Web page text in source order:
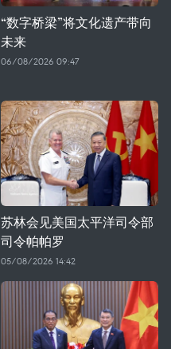
“数字桥梁”将文化遗产带向
未来
06/08/2026 09:47
苏林会见美国太平洋司令部
司令帕帕罗
05/08/2026 14:42